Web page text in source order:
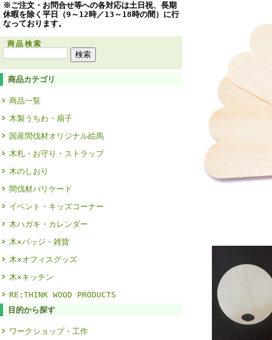
※ご注文・お問合せ等への各対応は土日祝、長期
休暇を除く平日（9～12時／13～18時の間）に行
なっております。
商品検索
商品カテゴリ
商品一覧
木製うちわ・扇子
国産間伐材オリジナル絵馬
木札・お守り・ストラップ
木のしおり
間伐材バリケード
イベント・キッズコーナー
木ハガキ・カレンダー
木×バッジ・雑貨
木×オフィスグッズ
木×キッチン
RE:THINK WOOD PRODUCTS
目的から探す
ワークショップ・工作